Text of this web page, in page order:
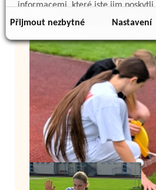
informacemi, které jste jim poskytli
důsledku toho, že používáte jejich
Přijmout nezbytné Nastavení